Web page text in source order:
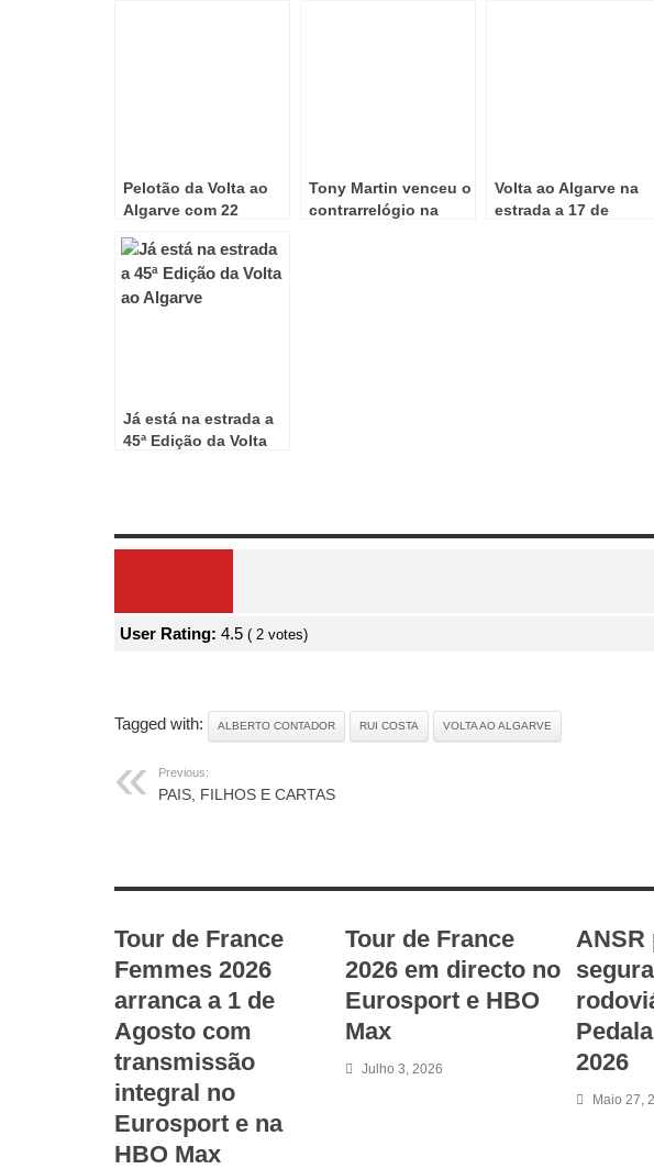
Pelotão da Volta ao
Algarve com 22
WorldTour
Tony Martin venceu o
contrarrelógio na
Volta ao Algarve na
estrada a 17 de
Já está na estrada a
45ª Edição da Volta
User Rating: 4.5 ( 2 votes)
Tagged with: ALBERTO CONTADOR RUI COSTA VOLTA AO ALGARVE
Previous:
PAIS, FILHOS E CARTAS
Tour de France
Femmes 2026
arranca a 1 de
Agosto com
transmissão
integral no
Eurosport e na
HBO Max
Tour de France
2026 em directo no
Eurosport e HBO
Max
Julho 3, 2026
ANSR
2026
Maio 27,